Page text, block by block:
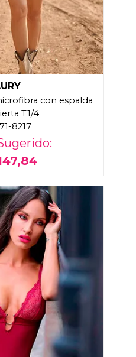
con espalda
T1/4
8217